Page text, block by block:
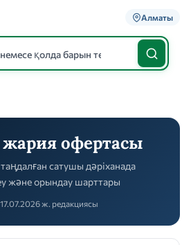
Алматы
офертасы
сатушы дәріханада
және орындау шарттары
ж. редакциясы